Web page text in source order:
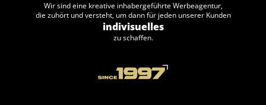
Wir sind eine kreative inhabergeführte Werbeagentur,
die zuhört und versteht, um dann für jeden unserer Kunden
indivisuelles
zu schaffen.